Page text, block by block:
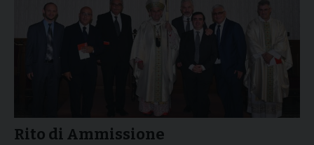
Rito di Ammissione